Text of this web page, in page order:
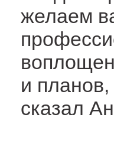
желаем
и
сказал